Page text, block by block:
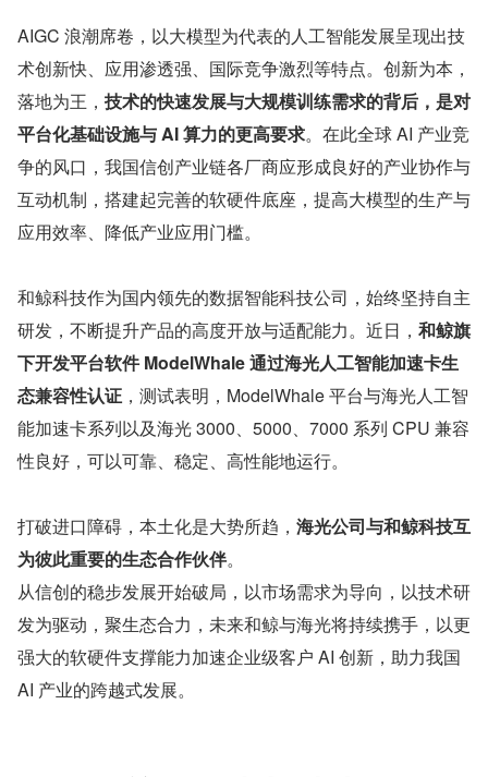
AIGC 浪潮席卷，以大模型为代表的人工智能发展呈现出技
术创新快、应用渗透强、国际竞争激烈等特点。创新为本，
落地为王， 技术的快速发展与大规模训练需求的背后，是对
平台化基础设施与 AI 算力的更高要求。在此全球 AI 产业竞
争的风口，我国信创产业链各厂商应形成良好的产业协作与
互动机制，搭建起完善的软硬件底座，提高大模型的生产与
应用效率、降低产业应用门槛。
和鲸科技作为国内领先的数据智能科技公司，始终坚持自主
研发，不断提升产品的高度开放与适配能力。近日， 和鲸旗
下开发平台软件 ModelWhale 通过海光人工智能加速卡生
态兼容性认证 ，测试表明，ModelWhale 平台与海光人工智
能加速卡系列以及海光 3000、5000、7000 系列 CPU 兼容
性良好，可以可靠、稳定、高性能地运行。
打破进口障碍，本土化是大势所趋， 海光公司与和鲸科技互
为彼此重要的生态合作伙伴。
从信创的稳步发展开始破局，以市场需求为导向，以技术研
发为驱动，聚生态合力，未来和鲸与海光将持续携手，以更
强大的软硬件支撑能力加速企业级客户 AI 创新，助力我国
AI 产业的跨越式发展。